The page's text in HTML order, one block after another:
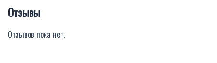
Отзывы
Отзывов пока нет.